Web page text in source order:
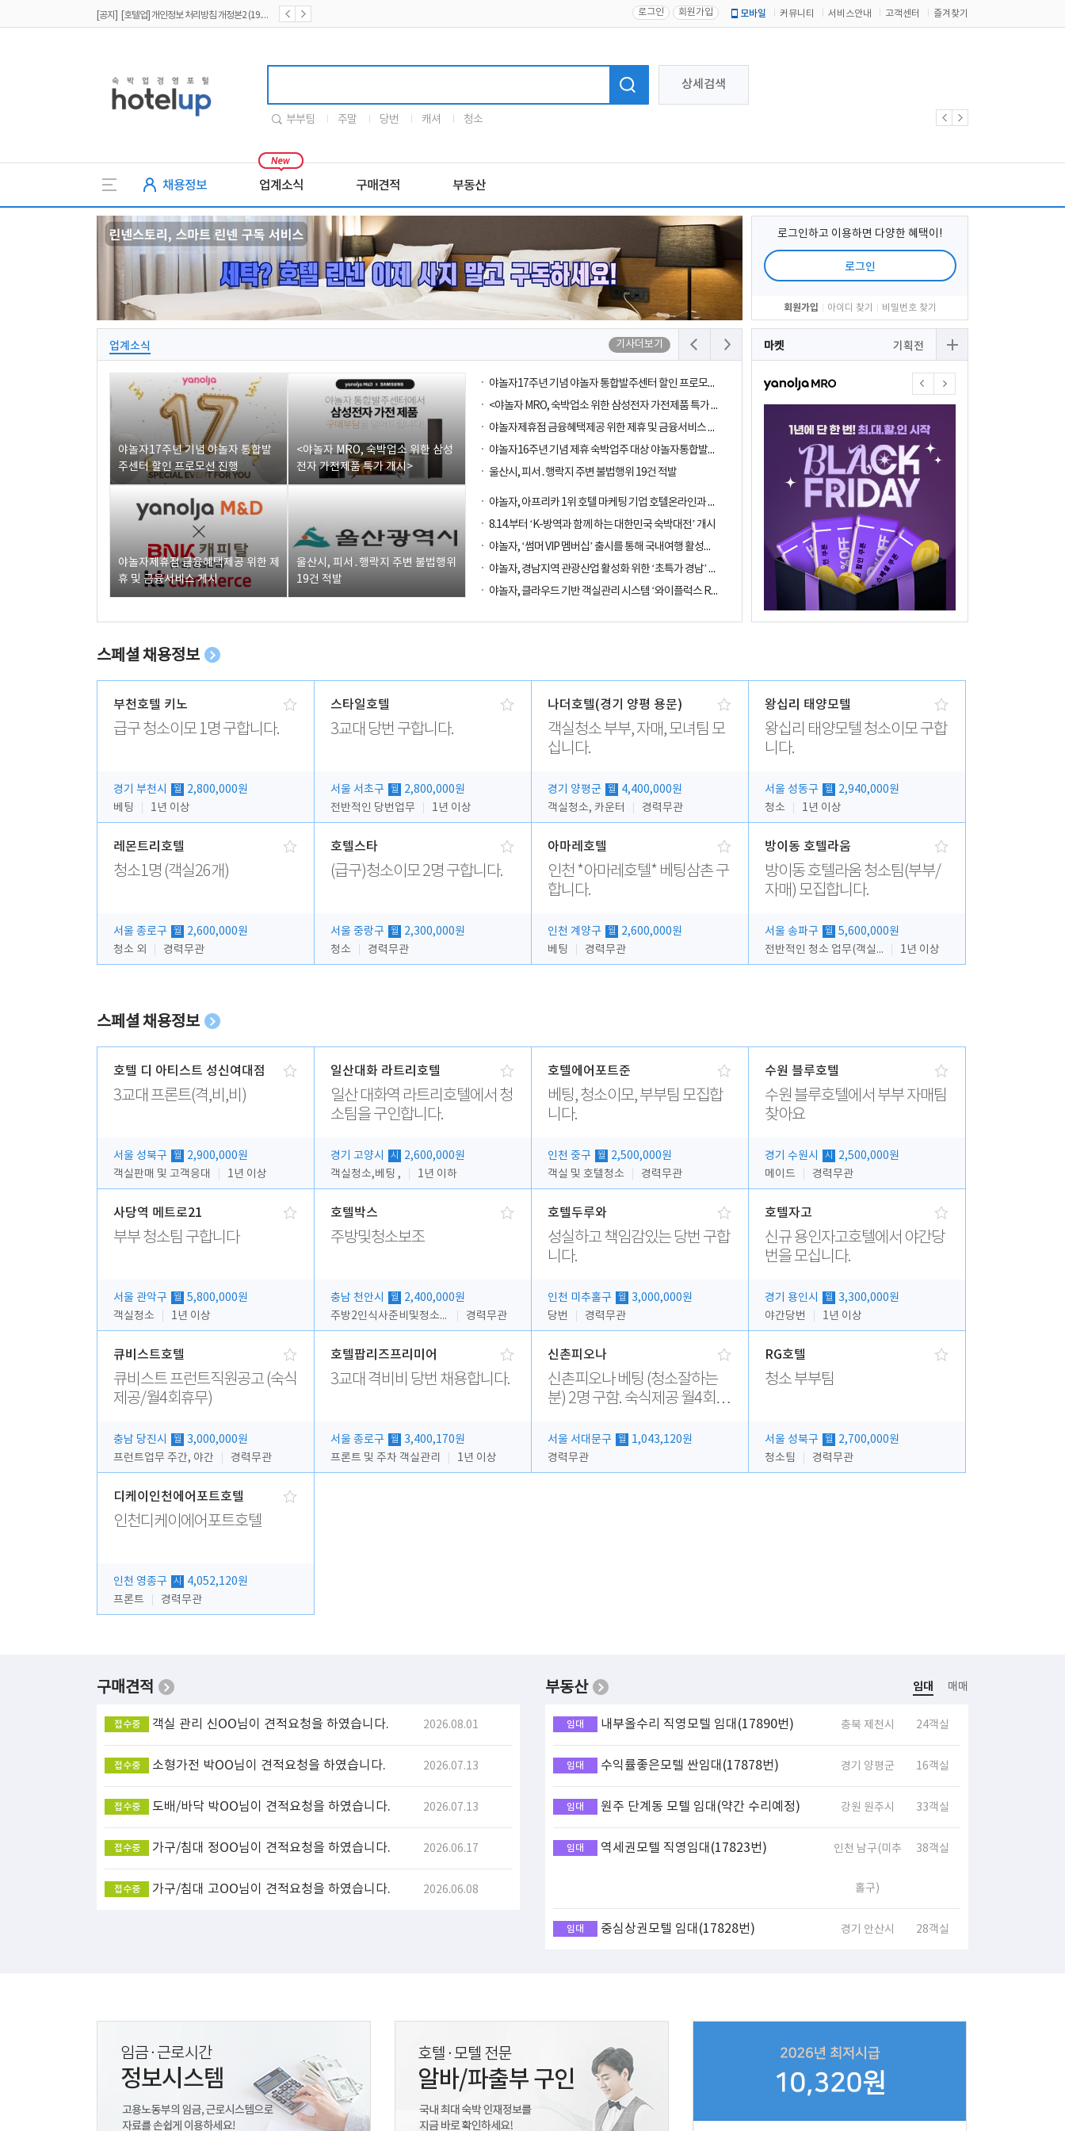
[공지] [호텔업] 개인정보 처리방침 개정본1 (19.09.02) 로그인 회원가입 모바일 커뮤니티 서비스안내 고객센터 즐겨찾기
상세검색
부부팀 주말 당번 캐셔 청소
채용정보 업계소식 구매견적 부동산
업계소식 기사더보기
야놀자17주년 기념 야놀자 통합발
주센터 할인 프로모션 진행
<야놀자 MRO, 숙박업소 위한 삼성
전자 가전제품 특가 개시>
야놀자제휴점 금융혜택제공 위한 제
휴 및 금융서비스 게시
울산시, 피서․행락지 주변 불법행위
19건 적발
야놀자17주년 기념 야놀자 통합발주센터 할인 프로모션 진행
<야놀자 MRO, 숙박업소 위한 삼성전자 가전제품 특가 개시>
야놀자제휴점 금융혜택제공 위한 제휴 및 금융서비스 게시
야놀자16주년 기념 제휴 숙박업주 대상 야놀자통합발주센터 할인쿠폰 증정
울산시, 피서․행락지 주변 불법행위 19건 적발
야놀자, 아프리카 1위 호텔 마케팅 기업 호텔온라인과 전략적 파트너십 체결
8.14.부터 ‘K-방역과 함께 하는 대한민국 숙박대전’ 개시
야놀자, ‘썸머 VIP 멤버십’ 출시를 통해 국내여행 활성화에 박차
야놀자, 경남지역 관광산업 활성화 위한 ‘초특가 경남’ 기획전 진행
야놀자, 클라우드 기반 객실관리 시스템 ‘와이플럭스 RMS’ 출시
로그인하고 이용하면 다양한 혜택이!
로그인
회원가입 아이디 찾기 비밀번호 찾기
마켓 기획전
스페셜 채용정보
부천호텔 키노
급구 청소이모 1명 구합니다.
경기 부천시 월
2,800,000원
베팅
1년 이상
스타일호텔
3교대 당번 구합니다.
서울 서초구 월
2,800,000원
전반적인 당번업무
1년 이상
나더호텔(경기 양평 용문)
객실청소 부부, 자매, 모녀팀 모
십니다.
경기 양평군 월
4,400,000원
객실청소, 카운터
경력무관
왕십리 태양모텔
왕십리 태양모텔 청소이모 구합
니다.
서울 성동구 월
2,940,000원
청소
1년 이상
레몬트리호텔
청소1명 (객실26개)
서울 종로구 월
2,600,000원
청소 외
경력무관
호텔스타
(급구)청소이모 2명 구합니다.
서울 중랑구 월
2,300,000원
청소
경력무관
아마레호텔
인천 *아마레호텔* 베팅삼촌 구
합니다.
인천 계양구 월
2,600,000원
베팅
경력무관
방이동 호텔라움
방이동 호텔라움 청소팀(부부/
자매) 모집합니다.
서울 송파구 월
5,600,000원
전반적인 청소 업무(객실청소.객실정리)
1년 이상
스페셜 채용정보
호텔 디 아티스트 성신여대점
3교대 프론트(격,비,비)
서울 성북구 월
2,900,000원
객실판매 및 고객응대
1년 이상
일산대화 라트리호텔
일산 대화역 라트리호텔에서 청
소팀을 구인합니다.
경기 고양시 시
2,600,000원
객실청소,베팅 ,
1년 이하
호텔에어포트준
베팅, 청소이모, 부부팀 모집합
니다.
인천 중구 월
2,500,000원
객실 및 호텔청소
경력무관
수원 블루호텔
수원 블루호텔에서 부부 자매팀
찾아요
경기 수원시 시
2,500,000원
메이드
경력무관
사당역 메트로21
부부 청소팀 구합니다
서울 관악구 월
5,800,000원
객실청소
1년 이상
호텔박스
주방및청소보조
충남 천안시 월
2,400,000원
주방2인식사준비및청소린렌보조
경력무관
호텔두루와
성실하고 책임감있는 당번 구합
니다.
인천 미추홀구 월
3,000,000원
당번
경력무관
호텔자고
신규 용인자고호텔에서 야간당
번을 모십니다.
경기 용인시 월
3,300,000원
야간당번
1년 이상
큐비스트호텔
큐비스트 프런트직원공고 (숙식
제공/월4회휴무)
충남 당진시 월
3,000,000원
프런트업무 주간, 야간
경력무관
호텔팝리즈프리미어
3교대 격비비 당번 채용합니다.
서울 종로구 월
3,400,170원
프론트 및 주차 객실관리
1년 이상
신촌피오나
신촌피오나 베팅 (청소잘하는
분) 2명 구함. 숙식제공 월4회휴
서울 서대문구 월
1,043,120원
경력무관
RG호텔
청소 부부팀
서울 성북구 월
2,700,000원
청소팀
경력무관
디케이인천에어포트호텔
인천디케이에어포트호텔
인천 영종구 시
4,052,120원
프론트
경력무관
구매견적
객실 관리
접수중 신OO님이 견적요청을 하였습니다. 2026.08.01
소형가전
접수중 박OO님이 견적요청을 하였습니다. 2026.07.13
도배/바닥
접수중 박OO님이 견적요청을 하였습니다. 2026.07.13
가구/침대
접수중 정OO님이 견적요청을 하였습니다. 2026.06.17
가구/침대
접수중 고OO님이 견적요청을 하였습니다. 2026.06.08
부동산 임대 매매
임대 내부올수리 직영모텔 임대(17890번) 충북 제천시 24객실
임대 수익률좋은모텔 싼임대(17878번) 경기 양평군 16객실
임대 원주 단계동 모텔 임대(약간 수리예정) 강원 원주시 33객실
임대 역세권모텔 직영임대(17823번) 인천 남구(미추
홀구)
38객실
임대 중심상권모텔 임대(17828번) 경기 안산시 28객실